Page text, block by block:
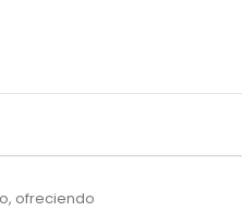
ofreciendo